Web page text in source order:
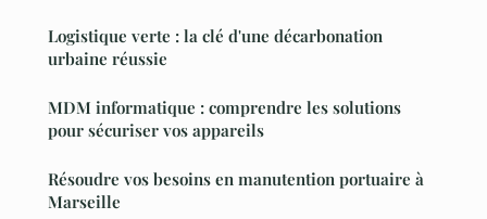
Logistique verte : la clé d'une décarbonation
urbaine réussie
MDM informatique : comprendre les solutions
pour sécuriser vos appareils
Résoudre vos besoins en manutention portuaire à
Marseille